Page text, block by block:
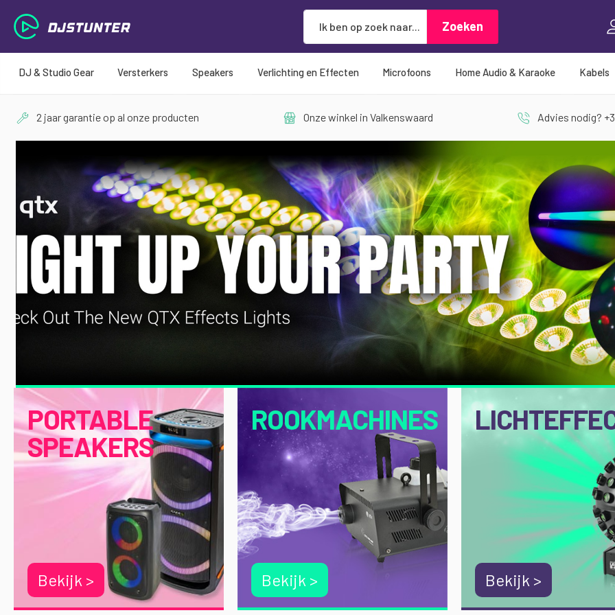
Zoeken
DJ & Studio Gear Versterkers Speakers Verlichting en Effecten Microfoons Home Audio & Karaoke Kabels
2 jaar garantie op al onze producten Onze winkel in Valkenswaard Advies nodig?
PORTABLE
SPEAKERS
Bekijk >
ROOKMACHINES
Bekijk > Bekijk >